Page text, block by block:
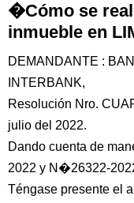
�Cómo se
inmueble en
DEMANDANTE :
INTERBANK,
Resolución Nro.
julio del 2022.
Dando cuenta de
2022 y N�26322-
Téngase presente el